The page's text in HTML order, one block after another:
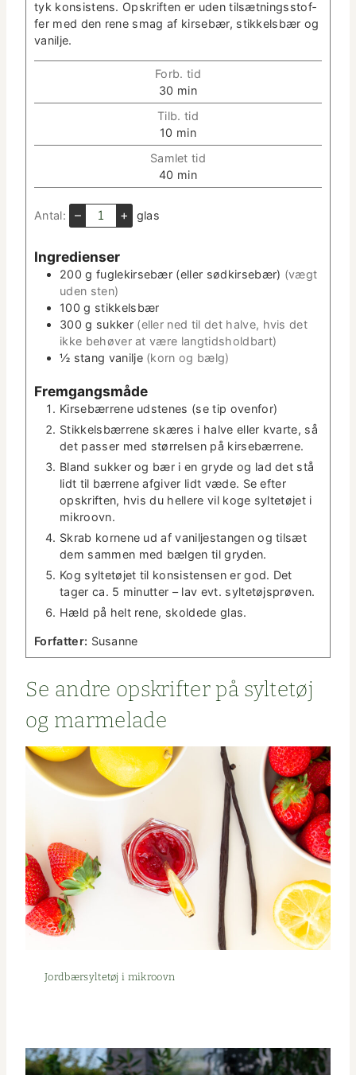
tyk kon­sis­tens. Opskriften er uden tilsæt­ningsstof­
fer med den rene smag af kirse­bær, stikkels­bær og
vanilje.
Forb. tid
30 m
i
n
u
­
min
Tilb. tid
10 m
i
n
­
min
Sam­let tid
40 m
i
­
r
min
Antal: – + glas
Ingre­di­enser
200 g fuglekirse­bær (eller sød­kirse­bær) (vægt
uden sten)
100 g stikkels­bær
300 g sukker (eller ned til det halve, hvis det
ikke behøver at være langtidsholdbart)
½ stang vanil­je (korn og bælg)
Frem­gangsmåde
Kirse­bær­rene udstenes (se tip ovenfor)
Stikkels­bær­rene skæres i halve eller kvarte, så
det pass­er med stør­relsen på kirsebærrene.
Bland sukker og bær i en gryde og lad det stå
lidt til bær­rene afgiv­er lidt væde. Se efter
opskriften, hvis du hellere vil koge syl­tetø­jet i
mikroovn.
Skrab kornene ud af vanil­jes­tangen og tilsæt
dem sam­men med bæl­gen til gryden.
Kog syl­tetø­jet til kon­sis­tensen er god. Det
tager ca. 5 min­ut­ter – lav evt. syltetøjsprøven.
Hæld på helt rene, skold­ede glas.
For­fat­ter: Susanne
Se andre opskrifter på syl­tetøj
og marmelade
Jord­bær­syl­tetøj i mikroovn